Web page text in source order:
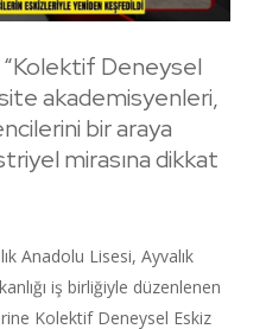
“Kolektif Deneysel
akademisyenleri,
bir araya
mirasına dikkat
Anadolu Lisesi, Ayvalık
iş birliğiyle düzenlenen
Kolektif Deneysel Eskiz